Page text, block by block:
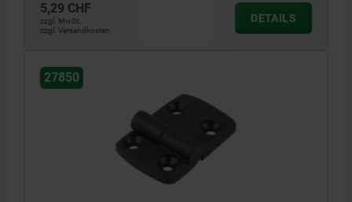
5,29 CHF
zzgl. MwSt.
zzgl. Versandkosten
DETAILS
27850